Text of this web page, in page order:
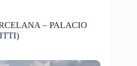
– PALACIO